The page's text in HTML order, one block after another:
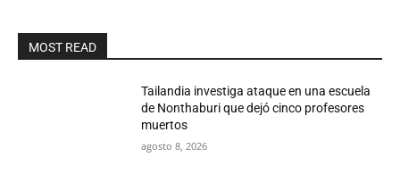
MOST READ
Tailandia investiga ataque en una escuela
de Nonthaburi que dejó cinco profesores
muertos
agosto 8, 2026